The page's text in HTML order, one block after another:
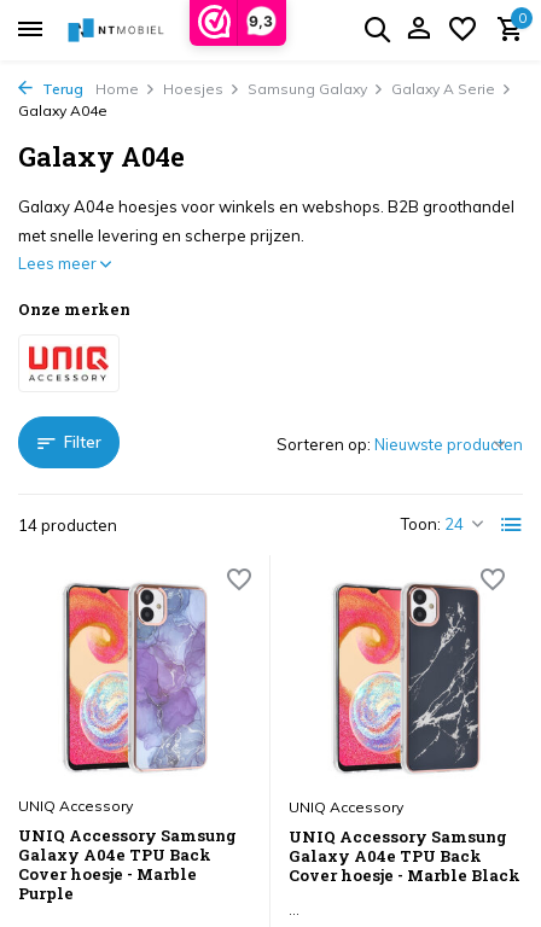
9,3 0
Terug Home Hoesjes Samsung Galaxy
Galaxy A Serie
Galaxy A04e
Galaxy A04e
Galaxy A04e hoesjes voor winkels en webshops. B2B groothandel
met snelle levering en scherpe prijzen.
Lees meer
Onze merken
Filter
14 producten Toon:
Sorteren op:
UNIQ Accessory
UNIQ Accessory Samsung
Galaxy A04e TPU Back
Cover hoesje - Marble
Purple
UNIQ Accessory
UNIQ Accessory Samsung
Galaxy A04e TPU Back
Cover hoesje - Marble Black